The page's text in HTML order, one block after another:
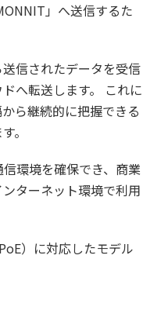
」へ送信するた
信されたデータを受信
へ転送します。 これに
ら継続的に把握できる
。
環境を確保でき、商業
ターネット環境で利用
）に対応したモデル